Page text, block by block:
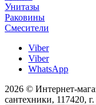
Унитазы
Раковины
Смесители
Viber
Viber
WhatsApp
2026 © Интернет-
сантехники, 117420,